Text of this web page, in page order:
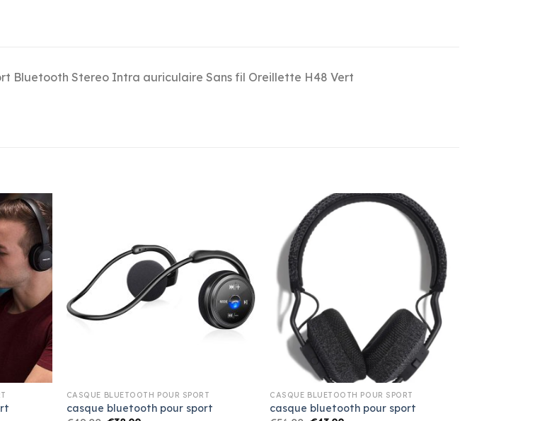
Bluetooth Stereo Intra auriculaire Sans fil Oreillette H48 Vert
CASQUE BLUETOOTH POUR SPORT
casque bluetooth pour sport
CASQUE BLUETOOTH POUR SPORT
casque bluetooth pour sport